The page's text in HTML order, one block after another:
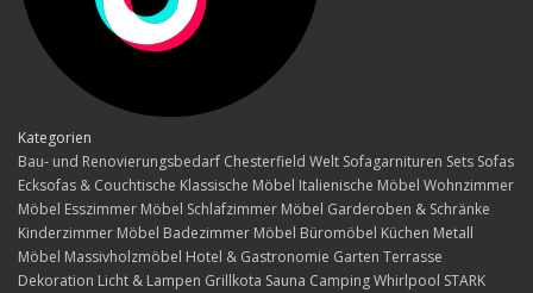
Kategorien
Bau- und Renovierungsbedarf Chesterfield Welt Sofagarnituren Sets Sofas
Ecksofas & Couchtische Klassische Möbel Italienische Möbel Wohnzimmer
Möbel Esszimmer Möbel Schlafzimmer Möbel Garderoben & Schränke
Kinderzimmer Möbel Badezimmer Möbel Büromöbel Küchen Metall
Möbel Massivholzmöbel Hotel & Gastronomie Garten Terrasse
Dekoration Licht & Lampen Grillkota Sauna Camping Whirlpool STARK